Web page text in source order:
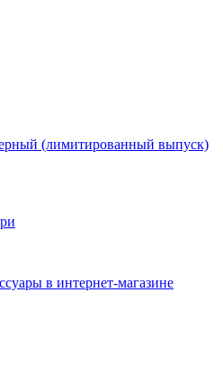
(лимитированный выпуск)